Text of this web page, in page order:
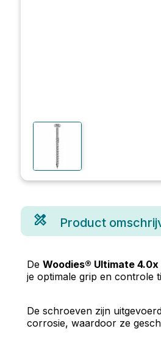
Product
De Woodies® Ultimate
je optimale grip en controle
De schroeven zijn
corrosie, waardoor ze